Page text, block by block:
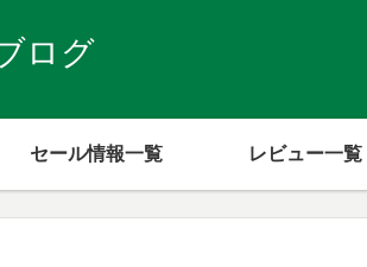
ログ
セール情報一覧 レビュー一覧